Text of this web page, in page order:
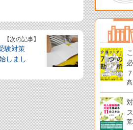
【次の記事】
験対策
しまし